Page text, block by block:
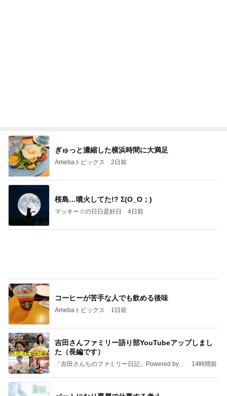
ぎゅっと濃縮した横浜時間に大満足
Amebaトピックス 2日前
桜島…噴火してた!? Σ(O_O；)
マッキー☆の日日是好日 4日前
コーヒーが苦手な人でも飲める後味
Amebaトピックス 1日前
吉田さんファミリー語り部YouTubeアップしまし
た（長編です）
「吉田さんちのファミリー日記」Powered by A
14時間前